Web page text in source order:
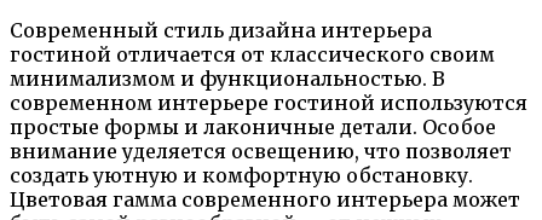
Современный стиль дизайна интерьера
гостиной отличается от классического своим
минимализмом и функциональностью. В
современном интерьере гостиной используются
простые формы и лаконичные детали. Особое
внимание уделяется освещению, что позволяет
создать уютную и комфортную обстановку.
Цветовая гамма современного интерьера может